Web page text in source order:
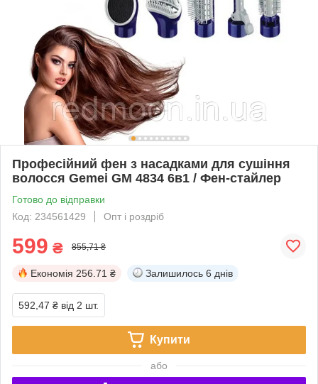
Професійний фен з насадками для сушіння
волосся Gemei GM 4834 6в1 / Фен-стайлер
Готово до відправки
Код: 234561429
Опт і роздріб
599 ₴ 855,71 ₴
Економія 256.71 ₴ Залишилось 6 днів
592,47 ₴ від 2 шт.
Купити
або